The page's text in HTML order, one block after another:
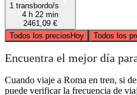
1 transbordo/s
4 h 22 min
2461,09 €
Todos los preciosHoy Todos los
Encuentra el mejor día
Cuando viaje a Roma en tren, si
puede verificar la frecuencia de